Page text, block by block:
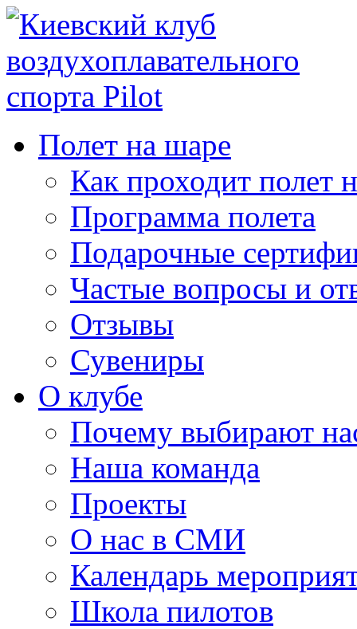
Полет на шаре
Как проходит полет
Программа полета
Подарочные
Частые вопросы и
Отзывы
Сувениры
О клубе
Почему выбирают
Наша команда
Проекты
О нас в СМИ
Календарь
Школа пилотов